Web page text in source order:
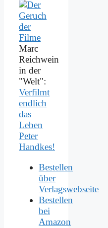
Marc
Reichwein
in der
"Welt":
Verfilmt
endlich
das
Leben
Peter
Handkes!
Bestellen
über
Verlagswebseite
Bestellen
bei
Amazon